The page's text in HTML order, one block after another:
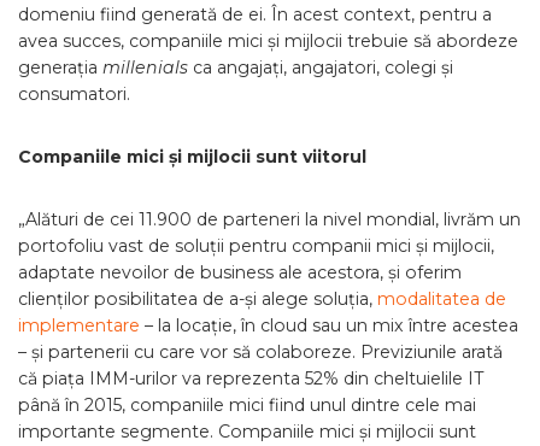
domeniu fiind generată de ei. În acest context, pentru a
avea succes, companiile mici și mijlocii trebuie să abordeze
generația millenials ca angajați, angajatori, colegi și
consumatori.
Companiile mici și mijlocii sunt viitorul
„Alături de cei 11.900 de parteneri la nivel mondial, livrăm un
portofoliu vast de soluții pentru companii mici și mijlocii,
adaptate nevoilor de business ale acestora, și oferim
clienților posibilitatea de a-și alege soluția, modalitatea de
implementare – la locație, în cloud sau un mix între acestea
– și partenerii cu care vor să colaboreze. Previziunile arată
că piața IMM-urilor va reprezenta 52% din cheltuielile IT
până în 2015, companiile mici fiind unul dintre cele mai
importante segmente. Companiile mici și mijlocii sunt